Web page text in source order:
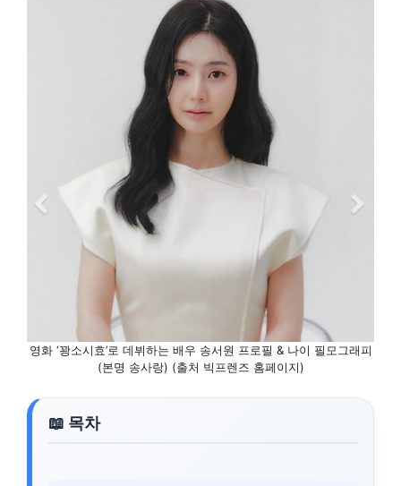
영화 ‘꽝소시효’로 데뷔하는 배우 송서원 프로필 & 나이 필모그래피
(본명 송사랑) (출처 빅프렌즈 홈페이지)